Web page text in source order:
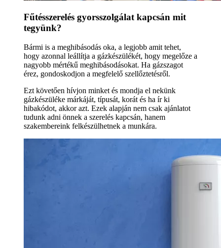
Fűtésszerelés gyorsszolgálat kapcsán mit
tegyünk?
Bármi is a meghibásodás oka, a legjobb amit tehet,
hogy azonnal leállítja a gázkészülékét, hogy megelőze a
nagyobb mértékű meghibásodásokat. Ha gázszagot
érez, gondoskodjon a megfelelő szellőztetésről.
Ezt követően hívjon minket és mondja el nekünk
gázkészüléke márkáját, típusát, korát és ha ír ki
hibakódot, akkor azt. Ezek alapján nem csak ajánlatot
tudunk adni önnek a szerelés kapcsán, hanem
szakembereink felkészülhetnek a munkára.